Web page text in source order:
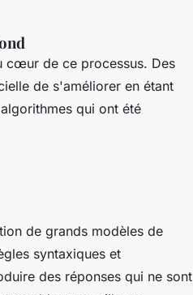
cœur de ce processus. Des
de s'améliorer en étant
qui ont été
de grands modèles de
syntaxiques et
des réponses qui ne sont